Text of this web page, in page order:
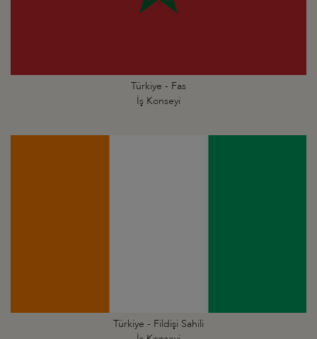
Türkiye - Fas
İş Konseyi
Türkiye - Fildişi Sahili